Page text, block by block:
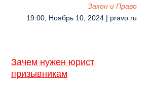
Закон и Право
19:00, Ноябрь 10, 2024 | pravo.ru
Зачем нужен юрист
призывникам